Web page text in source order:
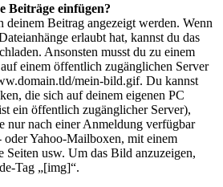
Beiträge einfügen?
deinem Beitrag angezeigt werden. Wenn
erlaubt hat, kannst du das
Ansonsten musst du zu einem
einem öffentlich zugänglichen Server
mein-bild.gif. Du kannst
die sich auf deinem eigenen PC
ein öffentlich zugänglicher Server),
nur nach einer Anmeldung verfügbar
Yahoo-Mailboxen, mit einem
Seiten usw. Um das Bild anzuzeigen,
Tag „[img]“.